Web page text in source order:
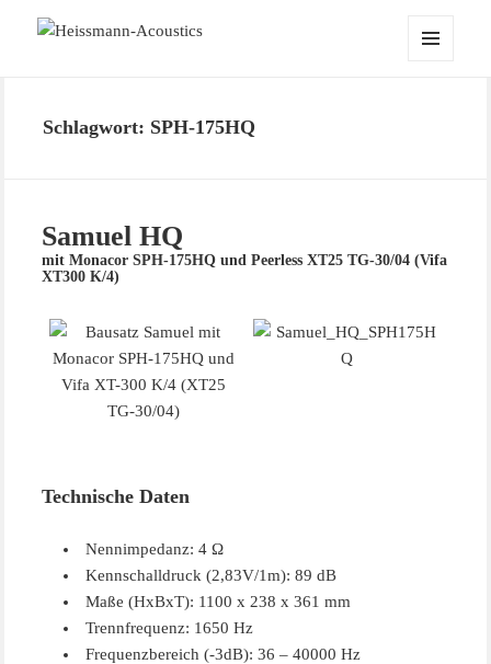
Schlagwort: SPH-175HQ
Samuel HQ
mit Monacor SPH-175HQ und Peerless XT25 TG-30/04 (Vifa
XT300 K/4)
Technische Daten
Nennimpedanz: 4 Ω
Kennschalldruck (2,83V/1m): 89 dB
Maße (HxBxT): 1100 x 238 x 361 mm
Trennfrequenz: 1650 Hz
Frequenzbereich (-3dB): 36 – 40000 Hz